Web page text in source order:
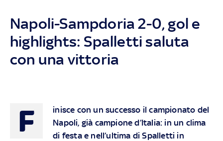
Napoli-Sampdoria 2-0, gol e
highlights: Spalletti saluta
con una vittoria
F
inisce con un successo il campionato del
Napoli, già campione d’Italia: in un clima
di festa e nell’ultima di Spalletti in